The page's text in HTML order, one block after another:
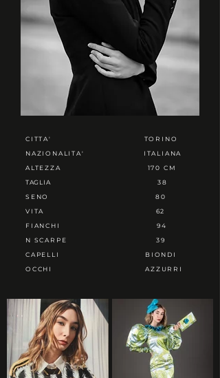
CITTA'
NAZIONALITA'
ALTEZZA
TAGLIA
SENO
VITA
FIANCHI
N SCARPE
CAPELLI
OCCHI
TORINO
ITALIANA
170 CM
38
80
62
94
39
BIONDI
AZZURRI